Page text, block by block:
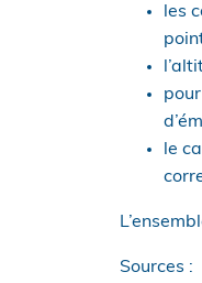
les
le
Sources :